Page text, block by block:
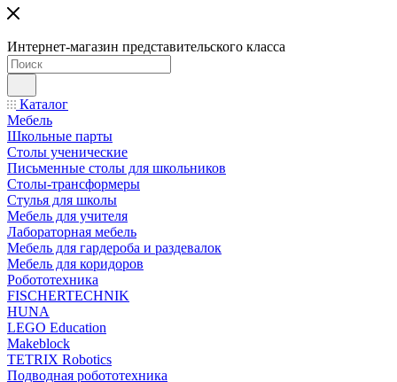
Интернет-магазин представительского класса
Каталог
Мебель
Школьные парты
Столы ученические
Письменные столы для школьников
Столы-трансформеры
Стулья для школы
Мебель для учителя
Лабораторная мебель
Мебель для гардероба и раздевалок
Мебель для коридоров
Робототехника
FISCHERTECHNIK
HUNA
LEGO Education
Makeblock
TETRIX Robotics
Подводная робототехника